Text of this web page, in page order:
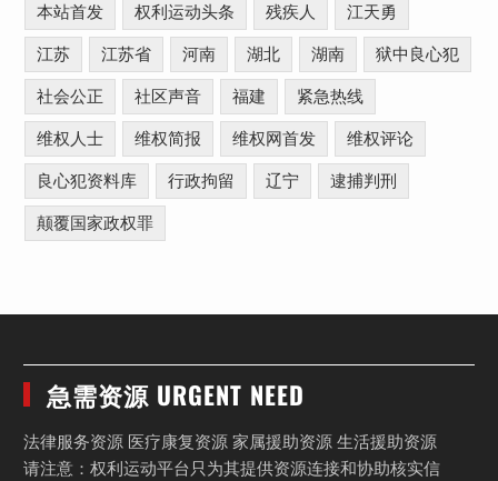
本站首发 权利运动头条 残疾人 江天勇
江苏 江苏省 河南 湖北 湖南 狱中良心犯
社会公正 社区声音 福建 紧急热线
维权人士 维权简报 维权网首发 维权评论
良心犯资料库 行政拘留 辽宁 逮捕判刑
颠覆国家政权罪
急需资源 URGENT NEED
法律服务资源 医疗康复资源 家属援助资源 生活援助资源
请注意：权利运动平台只为其提供资源连接和协助核实信